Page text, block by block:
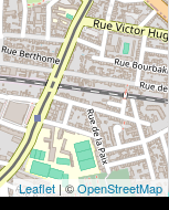
Leaflet | ©OpenStreetMap